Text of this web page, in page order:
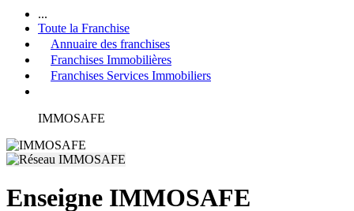
...
Toute la Franchise
Annuaire des franchises
Franchises Immobilières
Franchises Services Immobiliers
IMMOSAFE
Enseigne IMMOSAFE